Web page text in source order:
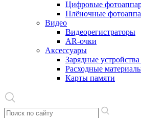
Цифровые
Плёночные
Видео
Видеорегистраторы
AR-очки
Аксессуары
Зарядные
Расходные
Карты памяти